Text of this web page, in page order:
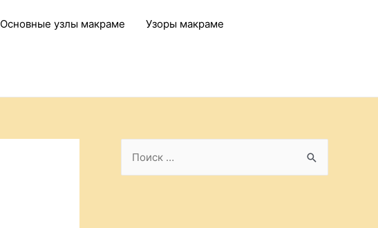
Основные узлы макраме Узоры макраме